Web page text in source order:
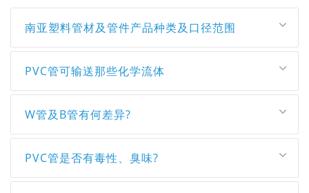
南亚塑料管材及管件产品种类及口径范围
PVC管可输送那些化学流体
W管及B管有何差异?
PVC管是否有毒性、臭味?